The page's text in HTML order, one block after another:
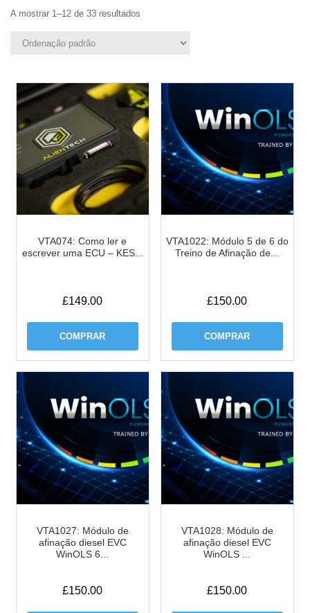
A mostrar 1–12 de 33 resultados
VTA074: Como ler e
escrever uma ECU – KES...
£149.00
COMPRAR
VTA1022: Módulo 5 de 6 do
Treino de Afinação de...
£150.00
COMPRAR
VTA1027: Módulo de
afinação diesel EVC
WinOLS 6...
£150.00
VTA1028: Módulo de
afinação diesel EVC
WinOLS ...
£150.00